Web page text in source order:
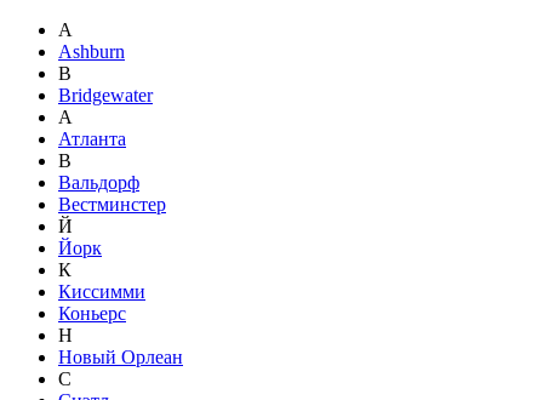
A
Ashburn
B
Bridgewater
А
Атланта
В
Вальдорф
Вестминстер
Й
Йорк
К
Киссимми
Коньерс
Н
Новый Орлеан
С